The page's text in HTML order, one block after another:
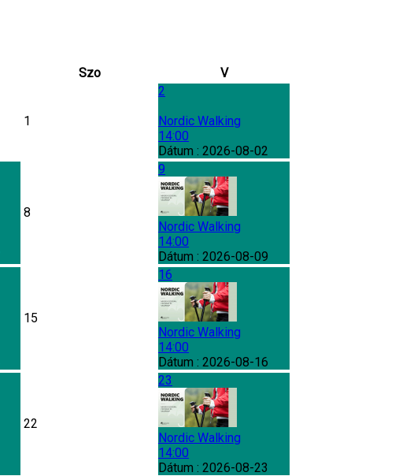
Szo V
1
2
Nordic Walking
14:00
Dátum : 2026-08-02
8
9
Nordic Walking
14:00
Dátum : 2026-08-09
15
16
Nordic Walking
14:00
Dátum : 2026-08-16
22
23
Nordic Walking
14:00
Dátum : 2026-08-23